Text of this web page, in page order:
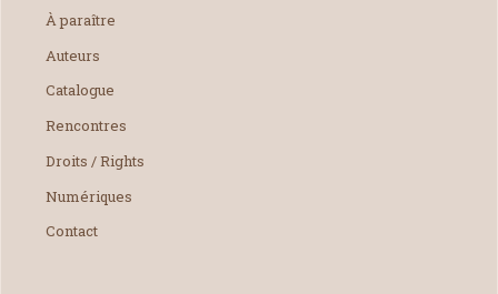
À paraître
Auteurs
Catalogue
Rencontres
Droits / Rights
Numériques
Contact